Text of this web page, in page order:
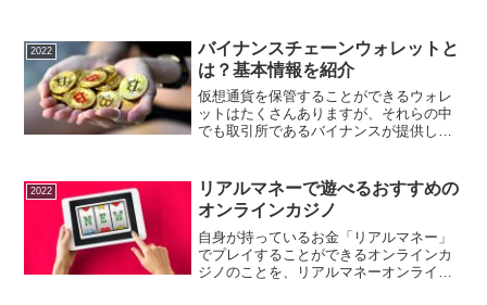
ーのゲーム法に基づいて運営されている
ライセンスを受けたカ...
2022
バイナンスチェーンウォレットと
は？基本情報を紹介
仮想通貨を保管することができるウォレ
ットはたくさんありますが、それらの中
でも取引所であるバイナンスが提供して
チェーンウォレットについて解説してい
ます。バイナンスチェーン...
2022
リアルマネーで遊べるおすすめの
オンラインカジノ
自身が持っているお金「リアルマネー」
でプレイすることができるオンラインカ
ジノのことを、リアルマネーオンライン